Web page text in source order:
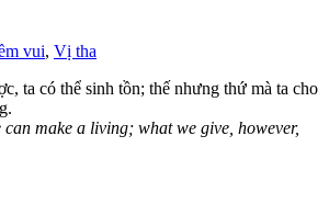
vui, Vị tha
ta có thể sinh tồn; thế nhưng thứ mà ta cho
make a living; what we give, however,